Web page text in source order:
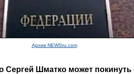
Архив NEWSru.com
Сергей Шматко может